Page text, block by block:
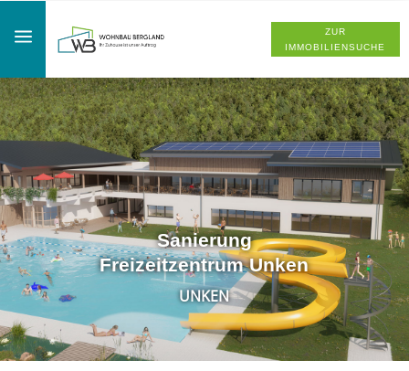
a
ZUR
IMMOBILIENSUCHE
Sanierung
Freizeitzentrum Unken
UNKEN